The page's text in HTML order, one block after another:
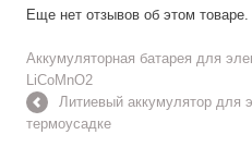
Еще нет отзывов об этом товаре.
Аккумуляторная батарея для
LiCoMnO2
Литиевый аккумулятор для
термоусадке